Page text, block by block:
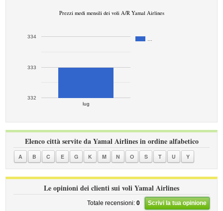
Prezzi medi mensili dei voli A/R Yamal Airlines
lug
332
333
334
Elenco città servite da Yamal Airlines in ordine alfabetico
A B C E G K M N O S T U Y
Le opinioni dei clienti sui voli Yamal Airlines
Totale recensioni: 0 Scrivi la tua opinione